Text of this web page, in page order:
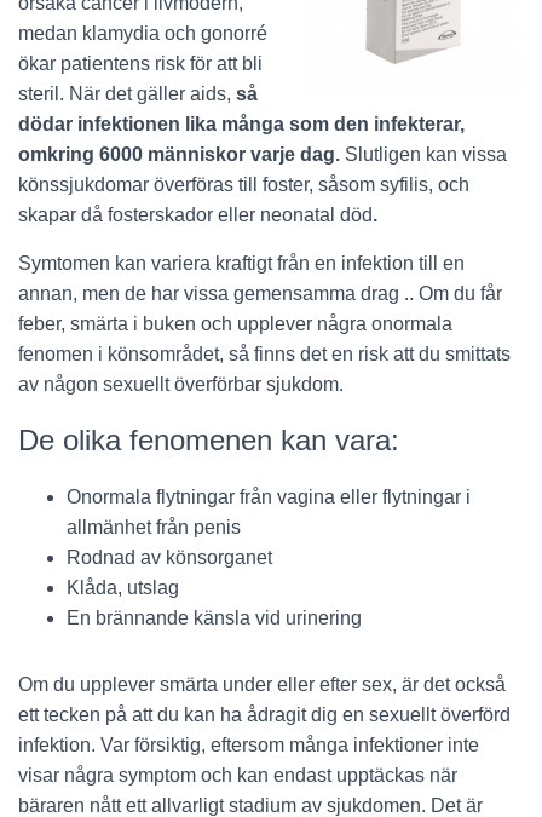
medan klamydia och gonorré
ökar patientens risk för att bli
steril. När det gäller aids, så
dödar infektionen lika många som den infekterar,
omkring 6000 människor varje dag. Slutligen kan vissa
könssjukdomar överföras till foster, såsom syfilis, och
skapar då fosterskador eller neonatal död.
Symtomen kan variera kraftigt från en infektion till en
annan, men de har vissa gemensamma drag .. Om du får
feber, smärta i buken och upplever några onormala
fenomen i könsområdet, så finns det en risk att du smittats
av någon sexuellt överförbar sjukdom.
De olika fenomenen kan vara:
Onormala flytningar från vagina eller flytningar i
allmänhet från penis
Rodnad av könsorganet
Klåda, utslag
En brännande känsla vid urinering
Om du upplever smärta under eller efter sex, är det också
ett tecken på att du kan ha ådragit dig en sexuellt överförd
infektion. Var försiktig, eftersom många infektioner inte
visar några symptom och kan endast upptäckas när
bäraren nått ett allvarligt stadium av sjukdomen. Det är